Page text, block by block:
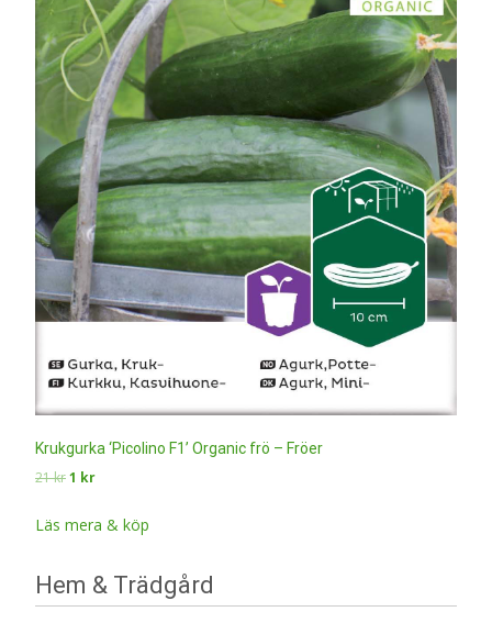
Krukgurka ‘Picolino F1’ Organic frö – Fröer
21krDet
priset
1 krDet
priset
Läs mera & köp
Hem & Trädgård